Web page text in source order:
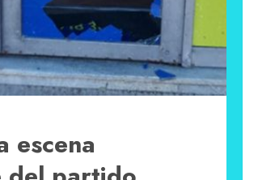
escena